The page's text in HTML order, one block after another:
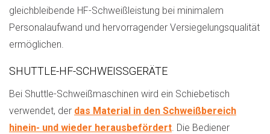
gleichbleibende HF-Schweißleistung bei minimalem
Personalaufwand und hervorragender Versiegelungsqualität
ermöglichen.
SHUTTLE-HF-SCHWEISSGERÄTE
Bei Shuttle-Schweißmaschinen wird ein Schiebetisch
verwendet, der das Material in den Schweißbereich
hinein- und wieder herausbefördert. Die Bediener